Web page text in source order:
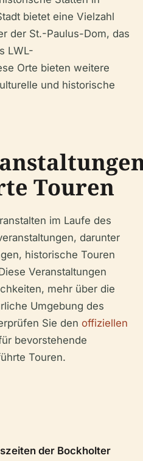
bietet eine Vielzahl
der St.-Paulus-Dom, das
LWL-
Orte bieten weitere
und historische
Touren
im Laufe des
darunter
historische Touren
Veranstaltungen
mehr über die
Umgebung des
Sie den offiziellen
bevorstehende
Touren.
der Bockholter